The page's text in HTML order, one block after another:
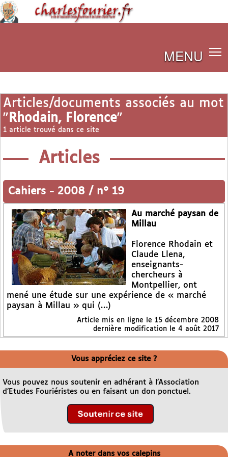
MENU
Articles/documents associés au mot
" Rhodain, Florence"
1 article trouvé dans ce site
Articles
Cahiers - 2008 / n° 19
Au marché paysan de
Millau
Florence Rhodain et
Claude Llena,
enseignants-
chercheurs à
Montpellier, ont
mené une étude sur une expérience de « marché
paysan à Millau » qui (…)
Article mis en ligne le 15 décembre 2008
dernière modification le 4 août 2017
Vous appréciez ce site ?
Vous pouvez nous soutenir en adhérant à l’Association
d’Etudes Fouriéristes ou en faisant un don ponctuel.
A noter dans vos calepins